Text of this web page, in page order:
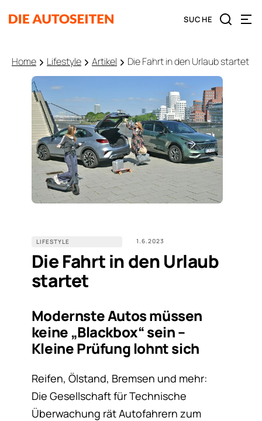
Home Lifestyle Artikel Die Fahrt in den Urlaub startet
LIFESTYLE 1.6.2023
Die Fahrt in den Urlaub
startet
Modernste Autos müssen
keine „Blackbox“ sein –
Kleine Prüfung lohnt sich
Reifen, Ölstand, Bremsen und mehr:
Die Gesellschaft für Technische
Überwachung rät Autofahrern zum